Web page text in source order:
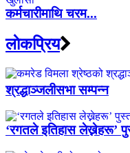
कर्मचारीमाथि चरम...
लाेकप्रिय
श्रद्धाञ्जलीसभा सम्पन्न
‘रगतले इतिहास लेख्नेहरू’